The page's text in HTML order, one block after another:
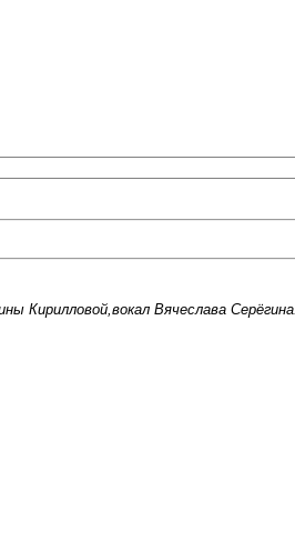
Кирилловой,вокал Вячеслава Серёгина.